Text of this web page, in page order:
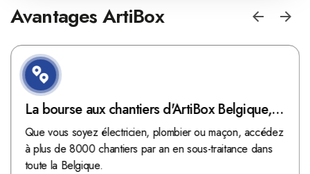
Avantages ArtiBox
La bourse aux chantiers d'ArtiBox Belgique,
véritable mine d'or !
Que vous soyez électricien, plombier ou maçon, accédez
à plus de 8000 chantiers par an en sous-traitance dans
toute la Belgique.